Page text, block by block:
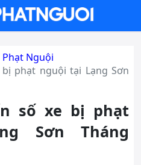
Phạt Nguội
phạt nguội tại Lạng Sơn
số xe bị phạt
Sơn Tháng